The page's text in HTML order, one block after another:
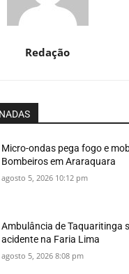
Redação
Micro-ondas pega fogo e
Bombeiros em Araraquara
agosto 5, 2026 10:12 pm
Ambulância de Taquaritinga
acidente na Faria Lima
agosto 5, 2026 8:08 pm